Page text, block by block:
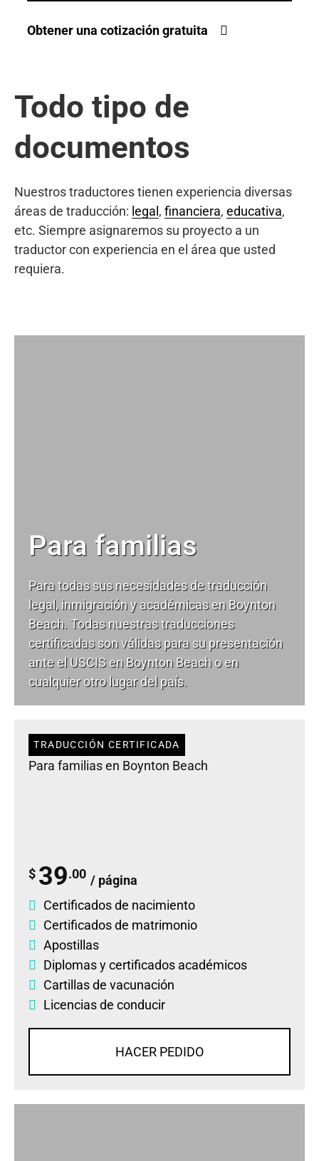
Obtener una cotización gratuita
Todo tipo de
documentos
Nuestros traductores tienen experiencia diversas
áreas de traducción: legal , financiera, educativa,
etc. Siempre asignaremos su proyecto a un
traductor con experiencia en el área que usted
requiera.
Para familias
Para todas sus necesidades detraducción
legal, inmigración y académicas en Boynton
Beach. Todas nuestras traducciones
certificadas son válidas para su presentación
ante el USCIS en Boynton Beach o en
cualquier otro lugar del país.
TRADUCCIÓN CERTIFICADA
Para familias en Boynton Beach
$ 39.00 / página
Certificados de nacimiento
Certificados de matrimonio
Apostillas
Diplomasycertificados académicos
Cartillas de vacunación
Licencias de conducir
HACER PEDIDO